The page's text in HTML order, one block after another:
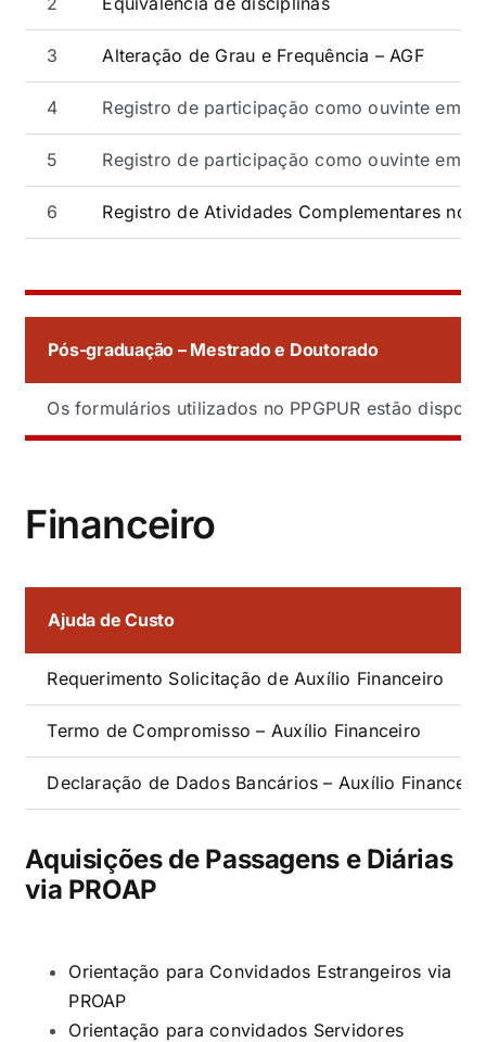
Eventos e Certificados
Comunicação
Buscar
para:
3 Alteração de Grau e Frequência – AGF
4 Registro de participação como ouvinte em
5 Registro de participação como ouvinte em
6
Registro de Atividades Complementares no
Pós-graduação – Mestrado e Doutorado
Os formulários utilizados no PPGPUR estão
Financeiro
Ajuda de Custo
Requerimento Solicitação de Auxílio Financeiro
Termo de Compromisso – Auxílio Financeiro
Declaração de Dados Bancários – Auxílio
Aquisições de Passagens e Diárias
via PROAP
Orientação para Convidados Estrangeiros via
PROAP
Orientação para convidados Servidores